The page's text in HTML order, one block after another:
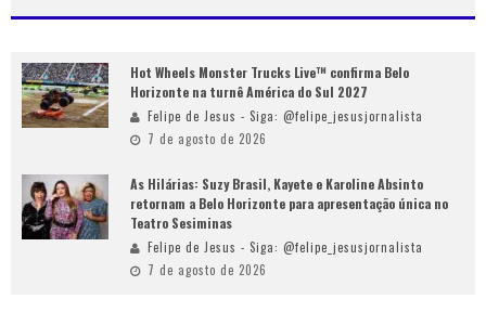
Hot Wheels Monster Trucks Live™ confirma Belo
Horizonte na turnê América do Sul 2027
Felipe de Jesus - Siga: @felipe_jesusjornalista
7 de agosto de 2026
As Hilárias: Suzy Brasil, Kayete e Karoline Absinto
retornam a Belo Horizonte para apresentação única no
Teatro Sesiminas
Felipe de Jesus - Siga: @felipe_jesusjornalista
7 de agosto de 2026